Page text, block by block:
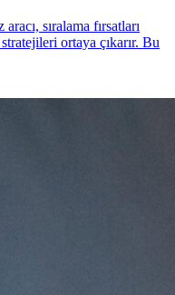
sıralama fırsatları
ortaya çıkarır. Bu